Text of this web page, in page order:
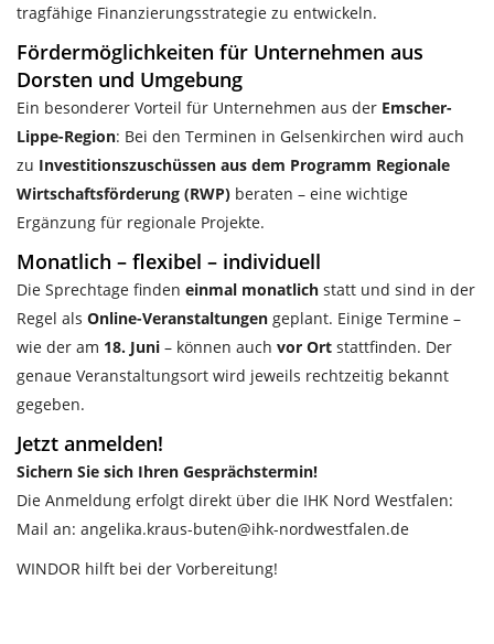
tragfähige Finanzierungsstrategie zu entwickeln.
Fördermöglichkeiten für Unternehmen aus
Dorsten und Umgebung
Ein besonderer Vorteil für Unternehmen aus der Emscher-
Lippe-Region: Bei den Terminen in Gelsenkirchen wird auch
zu Investitionszuschüssen aus dem Programm Regionale
Wirtschaftsförderung (RWP) beraten – eine wichtige
Ergänzung für regionale Projekte.
Monatlich – flexibel – individuell
Die Sprechtage finden einmal monatlich statt und sind in der
Regel als Online-Veranstaltungen geplant. Einige Termine –
wie der am 18. Juni – können auch vor Ort stattfinden. Der
genaue Veranstaltungsort wird jeweils rechtzeitig bekannt
gegeben.
Jetzt anmelden!
Sichern Sie sich Ihren Gesprächstermin!
Die Anmeldung erfolgt direkt über die IHK Nord Westfalen:
Mail an: angelika.kraus-buten@ihk-nordwestfalen.de
WINDOR hilft bei der Vorbereitung!